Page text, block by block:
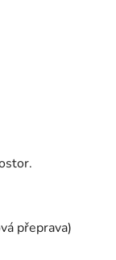
přeprava)